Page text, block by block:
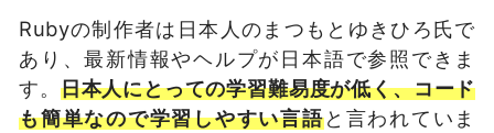
Rubyの制作者は日本人のまつもとゆきひろ氏で
あり、最新情報やヘルプが日本語で参照できま
す。 日本人にとっての学習難易度が低く、コード
も簡単なので学習しやすい言語と言われていま